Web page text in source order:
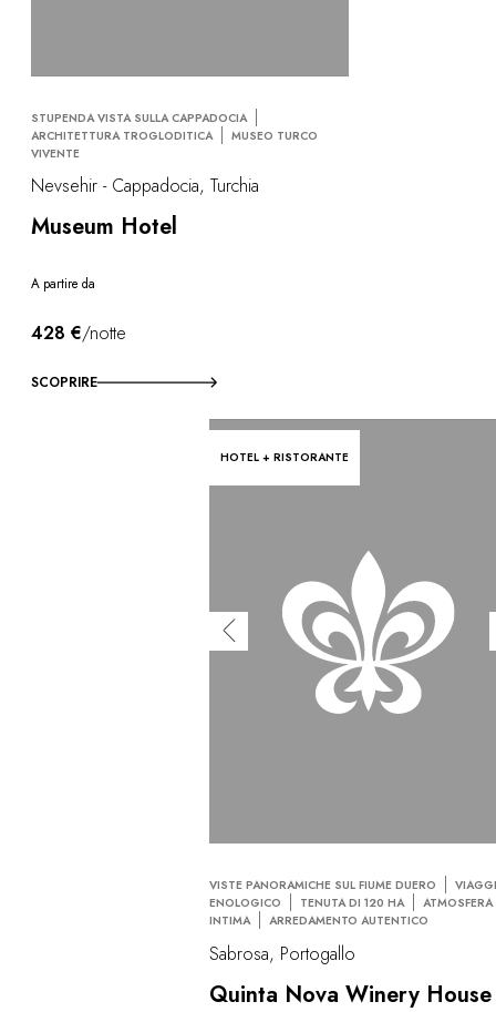
STUPENDA VISTA SULLA CAPPADOCIA
ARCHITETTURA TROGLODITICA
MUSEO TURCO
VIVENTE
Nevsehir - Cappadocia, Turchia
Museum Hotel
A partire da
428 €/notte
SCOPRIRE
HOTEL + RISTORANTE
VISTE PANORAMICHE SUL FIUME DUERO
ENOLOGICO
TENUTA DI 120 HA
ATMOSFERA
INTIMA
ARREDAMENTO AUTENTICO
Sabrosa, Portogallo
Quinta Nova Winery House